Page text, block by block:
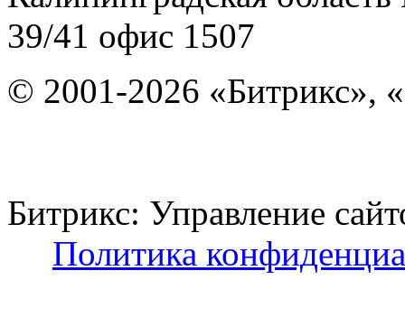
39/41 офис 1507
© 2001-2026 «Битрикс»,
Битрикс: Управление
Политика